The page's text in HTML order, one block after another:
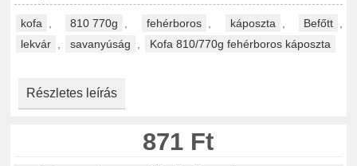
kofa 810 770g fehérboros káposzta Befőtt
lekvár
savanyúság Kofa 810/770g fehérboros káposzta
Részletes leírás
871 Ft